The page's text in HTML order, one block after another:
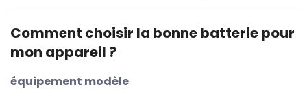
Comment choisir la bonne batterie pour
mon appareil ?
équipement modèle